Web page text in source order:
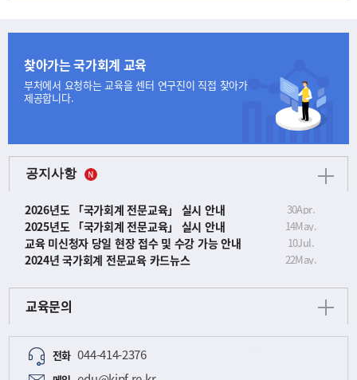
공지사항
2026년도 「국가회계 전문교육」 실시 안내 30Apr.
2025년도 「국가회계 전문교육」 실시 안내 14May.
교육 미신청자 당일 현장 접수 및 수강 가능 안내 10Jul.
2024년 국가회계 전문교육 카드뉴스 22May.
교육문의
전화 044-414-2376
찾아가는 국가회계 교육
부처에서 요청하는 교육을 센터 연구진이 직접 찾아가
제공합니다.